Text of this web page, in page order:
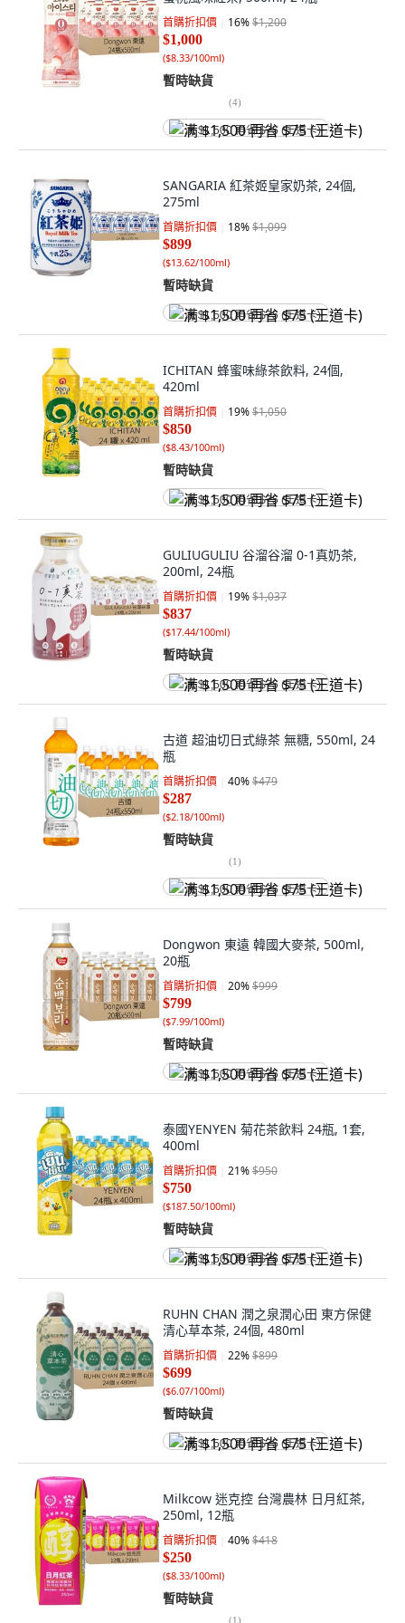
首購折扣價 16%$1,200
$1,000
($8.33/100ml)
暫時缺貨
(4)
满 $1,500 再省 $75 (王道卡)
SANGARIA 紅茶姬皇家奶茶, 24個,
275ml
首購折扣價 18%$1,099
$899
($13.62/100ml)
暫時缺貨
满 $1,500 再省 $75 (王道卡)
ICHITAN 蜂蜜味綠茶飲料, 24個,
420ml
首購折扣價 19%$1,050
$850
($8.43/100ml)
暫時缺貨
满 $1,500 再省 $75 (王道卡)
GULIUGULIU 谷溜谷溜 0-1真奶茶,
200ml, 24瓶
首購折扣價 19%$1,037
$837
($17.44/100ml)
暫時缺貨
满 $1,500 再省 $75 (王道卡)
古道 超油切日式綠茶 無糖, 550ml, 24
瓶
首購折扣價 40%$479
$287
($2.18/100ml)
暫時缺貨
(1)
满 $1,500 再省 $75 (王道卡)
Dongwon 東遠 韓國大麥茶, 500ml,
20瓶
首購折扣價 20%$999
$799
($7.99/100ml)
暫時缺貨
满 $1,500 再省 $75 (王道卡)
泰國YENYEN 菊花茶飲料 24瓶, 1套,
400ml
首購折扣價 21%$950
$750
($187.50/100ml)
暫時缺貨
满 $1,500 再省 $75 (王道卡)
RUHN CHAN 潤之泉潤心田 東方保健
清心草本茶, 24個, 480ml
首購折扣價 22%$899
$699
($6.07/100ml)
暫時缺貨
满 $1,500 再省 $75 (王道卡)
Milkcow 迷克控 台灣農林 日月紅茶,
250ml, 12瓶
首購折扣價 40%$418
$250
($8.33/100ml)
暫時缺貨
(1)